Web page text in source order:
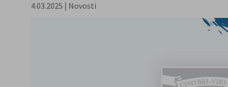
4.03.2025 | Novosti